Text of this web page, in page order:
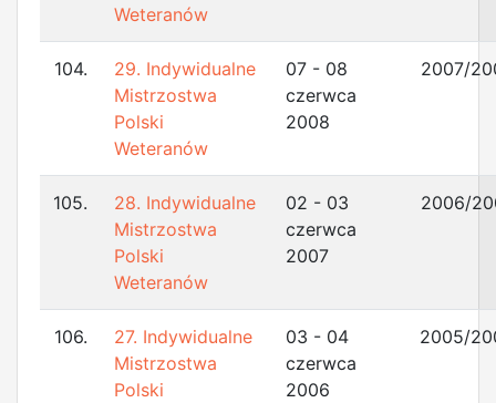
Weteranów
104.
29. Indywidualne
Mistrzostwa
Polski
Weteranów
07 - 08
czerwca
2008
2007/
105.
28. Indywidualne
Mistrzostwa
Polski
Weteranów
02 - 03
czerwca
2007
2006/
106.
27. Indywidualne
Mistrzostwa
Polski
03 - 04
czerwca
2006
2005/